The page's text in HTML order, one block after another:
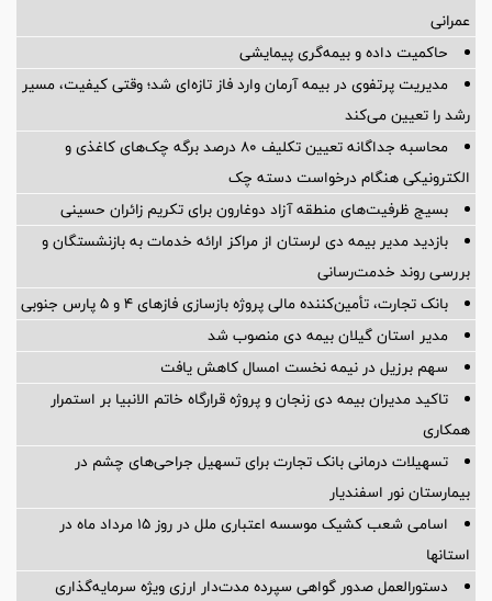
عمرانی
حاکمیت داده و بیمه‌گری پیمایشی
مدیریت پرتفوی در بیمه آرمان وارد فاز تازه‌ای شد؛ وقتی کیفیت، مسیر
رشد را تعیین می‌کند
محاسبه جداگانه تعیین تکلیف 80 درصد برگه چک‌های کاغذی و
الکترونیکی هنگام درخواست دسته چک
بسیج ظرفیت‌های منطقه آزاد دوغارون برای تکریم زائران حسینی
بازدید مدیر بیمه دی لرستان از مراکز ارائه خدمات به بازنشستگان و
بررسی روند خدمت‌رسانی
بانک تجارت، تأمین‌کننده مالی پروژه بازسازی فازهای ۴ و ۵ پارس جنوبی
مدیر استان گیلان بیمه دی منصوب شد
سهم برزیل در نیمه نخست امسال کاهش یافت
تاکید مدیران بیمه دی زنجان و پروژه قرارگاه خاتم الانبیا بر استمرار
همکاری
تسهیلات درمانی بانک تجارت برای تسهیل جراحی‌های چشم در
بیمارستان نور اسفندیار
اسامی شعب کشیک موسسه اعتباری ملل در روز 15 مرداد ماه در
استانها
دستورالعمل صدور گواهی سپرده مدت‌دار ارزی ویژه سرمایه‌گذاری